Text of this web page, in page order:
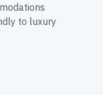
to luxury